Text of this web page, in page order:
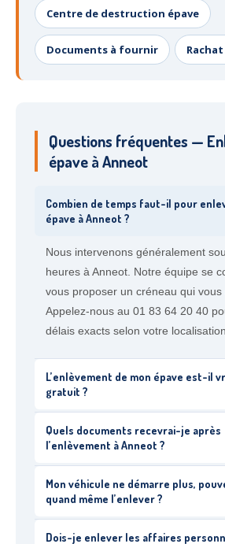
01 83 64 20 40
Centre de destruction épave
Documents à fournir
Questions fréquentes —
épave à Anneot
Combien de temps faut-il pour
épave à Anneot ?
Nous intervenons généralement
heures à Anneot. Notre équipe se
vous proposer un créneau qui vous
Appelez-nous au 01 83 64 20 40
délais exacts selon votre localisation.
L’enlèvement de mon épave est-il
gratuit ?
Quels documents recevrai-je après
l’enlèvement à Anneot ?
Mon véhicule ne démarre plus,
quand même l’enlever ?
Dois-je enlever les affaires